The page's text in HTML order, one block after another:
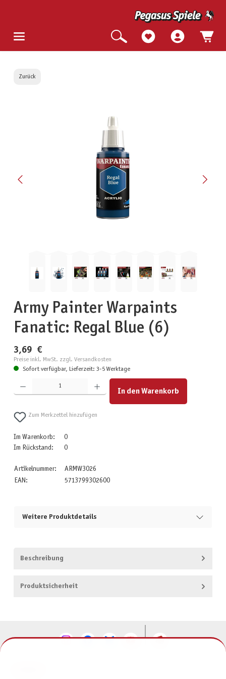
Zurück
Army Painter Warpaints
Fanatic: Regal Blue (6)
3,69 €
Preise inkl. MwSt. zzgl. Versandkosten
Sofort verfügbar, Lieferzeit: 3-5 Werktage
Produkt Anzahl: Gib den gewünschten Wert ein oder benutze die Schaltflächen um die Anzahl zu
In den Warenkorb
Zum Merkzettel hinzufügen
Im Warenkorb:
0
Im Rückstand:
0
Artikelnummer:
ARMW3026
EAN:
5713799302600
Weitere Produktdetails
Beschreibung
Produktsicherheit